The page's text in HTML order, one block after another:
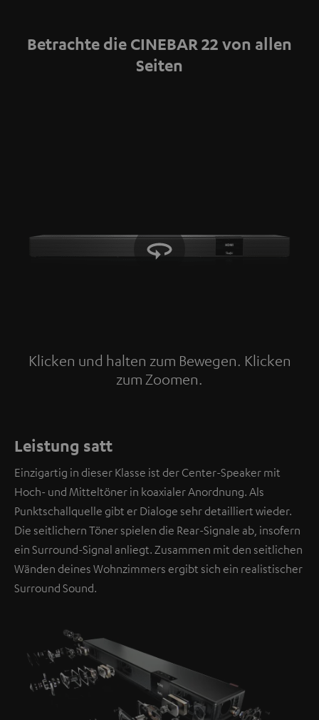
Datenschutzerklärung unter I zu finden.
Betrachte die CINEBAR 22 von allen
Seiten
Klicken und halten zum Bewegen. Klicken
zum Zoomen.
Tap to zoom
Leistung satt
Einzigartig in dieser Klasse ist der Center-Speaker mit
Hoch- und Mitteltöner in koaxialer Anordnung. Als
Punktschallquelle gibt er Dialoge sehr detailliert wieder.
Die seitlichern Töner spielen die Rear-Signale ab, insofern
ein Surround-Signal anliegt. Zusammen mit den seitlichen
Wänden deines Wohnzimmers ergibt sich ein realistischer
Surround Sound.